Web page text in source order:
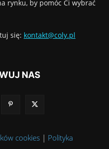
rynku, by pomóc Ci wybrać
się: kontakt@coly.pl
NAS
cookies | Polityka